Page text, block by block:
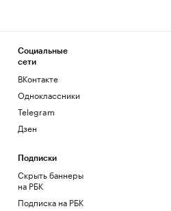
Социальные
сети
ВКонтакте
Одноклассники
Telegram
Дзен
Подписки
Скрыть баннеры
на РБК
Подписка на РБК